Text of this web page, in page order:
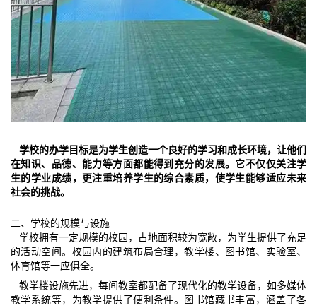
学校的办学目标是为学生创造一个良好的学习和成长环境，让他们
在知识、品德、能力等方面都能得到充分的发展。它不仅仅关注学
生的学业成绩，更注重培养学生的综合素质，使学生能够适应未来
社会的挑战。
二、学校的规模与设施
学校拥有一定规模的校园，占地面积较为宽敞，为学生提供了充足
的活动空间。校园内的建筑布局合理，教学楼、图书馆、实验室、
体育馆等一应俱全。
教学楼设施先进，每间教室都配备了现代化的教学设备，如多媒体
教学系统等，为教学提供了便利条件。图书馆藏书丰富，涵盖了各